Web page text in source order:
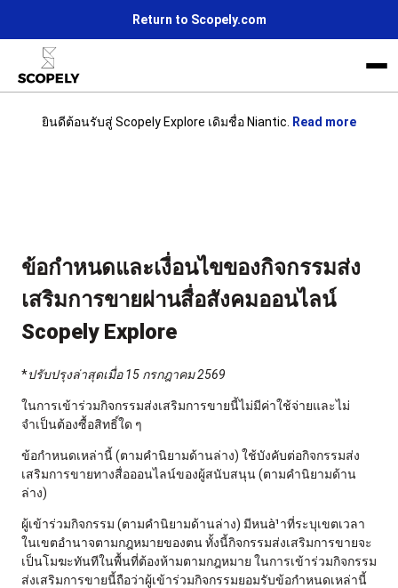
Return to Scopely.com
ยินดีต้อนรับสู่ Scopely Explore เดิมชื่อ Niantic. Read more
ข้อกำหนดและเงื่อนไขของกิจกรรมส่ง
เสริมการขายผ่านสื่อสังคมออนไลน์
Scopely Explore
*ปรับปรุงล่าสุดเมื่อ 15 กรกฎาคม 2569
ในการเข้าร่วมกิจกรรมส่งเสริมการขายนี้ไม่มีค่าใช้จ่ายและไม่
จำเป็นต้องซื้อสิทธิ์ใด ๆ
ข้อกำหนดเหล่านี้ (ตามคำนิยามด้านล่าง) ใช้บังคับต่อกิจกรรมส่ง
เสริมการขายทางสื่อออนไลน์ของผู้สนับสนุน (ตามคำนิยามด้าน
ล่าง)
ผู้เข้าร่วมกิจกรรม (ตามคำนิยามด้านล่าง) มีหนà¹าที่ระบุเขตเวลา
ในเขตอำนาจตามกฎหมายของตน ทั้งนี้กิจกรรมส่งเสริมการขายจะ
เป็นโมฆะทันทีในพื้นที่ต้องห้ามตามกฎหมาย ในการเข้าร่วมกิจกรรม
ส่งเสริมการขายนี้ถือว่าผู้เข้าร่วมกิจกรรมยอมรับข้อกำหนดเหล่านี้